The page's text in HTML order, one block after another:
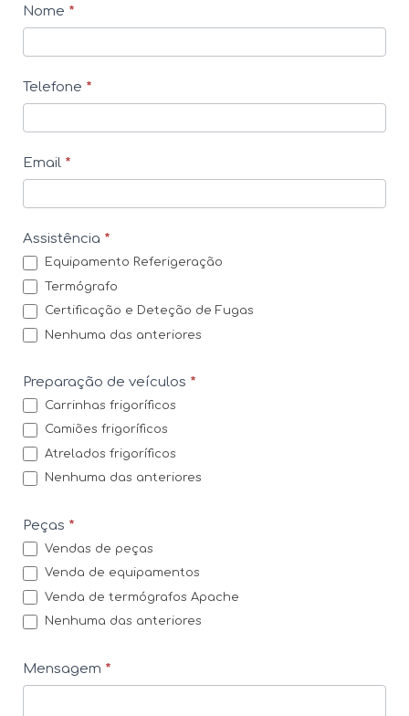
C
t
t
Nome *
Telefone *
Email *
Assistência *
Equipamento Referigeração
Termógrafo
Certificação e Deteção de Fugas
Nenhuma das anteriores
Preparação de veículos *
Carrinhas frigoríficos
Camiões frigoríficos
Atrelados frigoríficos
Nenhuma das anteriores
Peças *
Vendas de peças
Venda de equipamentos
Venda de termógrafos Apache
Nenhuma das anteriores
Mensagem *